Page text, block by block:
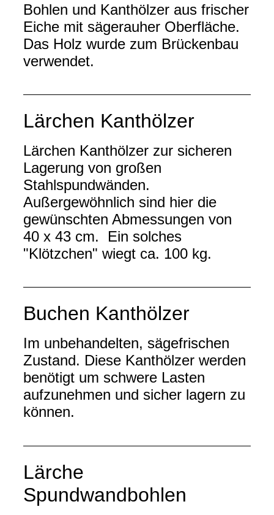
Bohlen und Kanthölzer aus frischer
Eiche mit sägerauher Oberfläche.
Das Holz wurde zum Brückenbau
verwendet.
Lärchen Kanthölzer
Lärchen Kanthölzer zur sicheren
Lagerung von großen
Stahlspundwänden.
Außergewöhnlich sind hier die
gewünschten Abmessungen von
40 x 43 cm. Ein solches
"Klötzchen" wiegt ca. 100 kg.
Buchen Kanthölzer
Im unbehandelten, sägefrischen
Zustand. Diese Kanthölzer werden
benötigt um schwere Lasten
aufzunehmen und sicher lagern zu
können.
Lärche
Spundwandbohlen